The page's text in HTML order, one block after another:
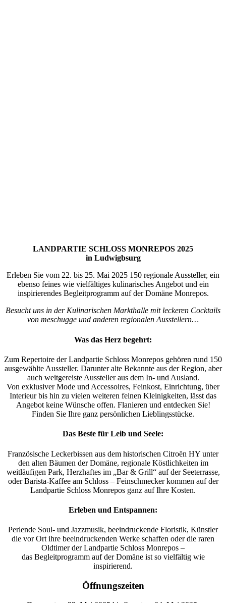
LANDPARTIE SCHLOSS MONREPOS 2025
in Ludwigbsurg
Erleben Sie vom 22. bis 25. Mai 2025 150 regionale Aussteller, ein
ebenso feines wie vielfältiges kulinarisches Angebot und ein
inspirierendes Begleitprogramm auf der Domäne Monrepos.
Besucht uns in der Kulinarischen Markthalle mit leckeren Cocktails
von meschugge und anderen regionalen Ausstellern…
Was das Herz begehrt:
Zum Repertoire der Landpartie Schloss Monrepos gehören rund 150
ausgewählte Aussteller. Darunter alte Bekannte aus der Region, aber
auch weitgereiste Aussteller aus dem In- und Ausland.
Von exklusiver Mode und Accessoires, Feinkost, Einrichtung, über
Interieur bis hin zu vielen weiteren feinen Kleinigkeiten, lässt das
Angebot keine Wünsche offen. Flanieren und entdecken Sie!
Finden Sie Ihre ganz persönlichen Lieblingsstücke.
Das Beste für Leib und Seele:
Französische Leckerbissen aus dem historischen Citroën HY unter
den alten Bäumen der Domäne, regionale Köstlichkeiten im
weitläufigen Park, Herzhaftes im „Bar & Grill“ auf der Seeterrasse,
oder Barista-Kaffee am Schloss – Feinschmecker kommen auf der
Landpartie Schloss Monrepos ganz auf Ihre Kosten.
Erleben und Entspannen:
Perlende Soul- und Jazzmusik, beeindruckende Floristik, Künstler
die vor Ort ihre beeindruckenden Werke schaffen oder die raren
Oldtimer der Landpartie Schloss Monrepos –
das Begleitprogramm auf der Domäne ist so vielfältig wie
inspirierend.
Öffnungszeiten